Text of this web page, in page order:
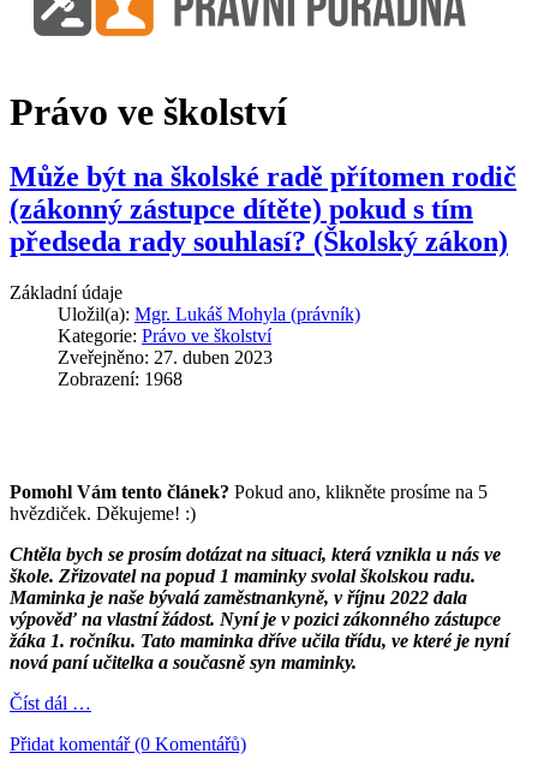
Právo ve školství
Může být na školské radě přítomen rodič
(zákonný zástupce dítěte) pokud s tím
předseda rady souhlasí? (Školský zákon)
Základní údaje
Uložil(a): Mgr. Lukáš Mohyla (právník)
Kategorie: Právo ve školství
Zveřejněno: 27. duben 2023
Zobrazení: 1968
Pomohl Vám tento článek? Pokud ano, klikněte prosíme na 5
hvězdiček. Děkujeme! :)
Chtěla bych se prosím dotázat na situaci, která vznikla u nás ve
škole. Zřizovatel na popud 1 maminky svolal školskou radu.
Maminka je naše bývalá zaměstnankyně, v říjnu 2022 dala
výpověď na vlastní žádost. Nyní je v pozici zákonného zástupce
žáka 1. ročníku. Tato maminka dříve učila třídu, ve které je nyní
nová paní učitelka a současně syn maminky.
Číst dál …
Přidat komentář (0 Komentářů)